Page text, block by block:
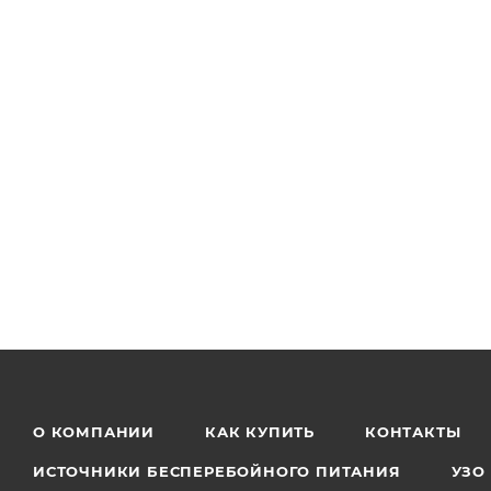
О КОМПАНИИ КАК КУПИТЬ КОНТАКТЫ
ИСТОЧНИКИ БЕСПЕРЕБОЙНОГО ПИТАНИЯ УЗО